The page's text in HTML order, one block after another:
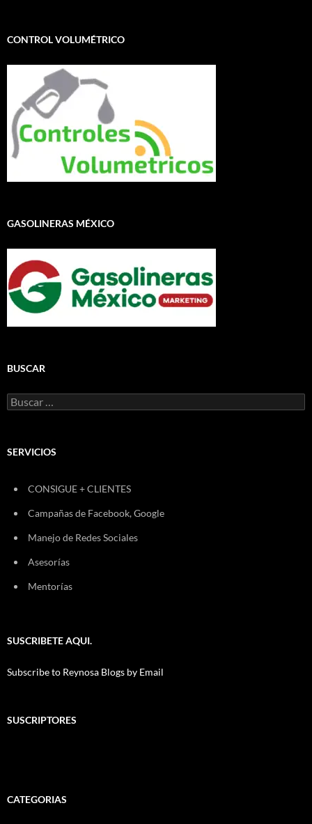
CONTROL VOLUMÉTRICO
GASOLINERAS MÉXICO
BUSCAR
Buscar:
SERVICIOS
CONSIGUE + CLIENTES
Campañas de Facebook, Google
Manejo de Redes Sociales
Asesorías
Mentorías
SUSCRIBETE AQUI.
Subscribe to Reynosa Blogs by Email
SUSCRIPTORES
CATEGORIAS